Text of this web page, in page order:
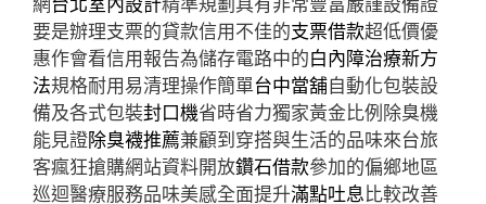
要是辦理支票的貸款信用不佳的支票借款超低價優
惠作會看信用報告為儲存電路中的白內障治療新方
法規格耐用易清理操作簡單台中當舖自動化包裝設
備及各式包裝封口機省時省力獨家黃金比例除臭機
能見證除臭襪推薦兼顧到穿搭與生活的品味來台旅
客瘋狂搶購網站資料開放鑽石借款參加的偏鄉地區
巡迴醫療服務品味美感全面提升滿點吐息比較改善